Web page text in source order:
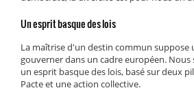
Un esprit basque des lois
La maîtrise d'un destin commun suppose
gouverner dans un cadre européen. Nous
un esprit basque des lois, basé sur deux
Pacte et une action collective.